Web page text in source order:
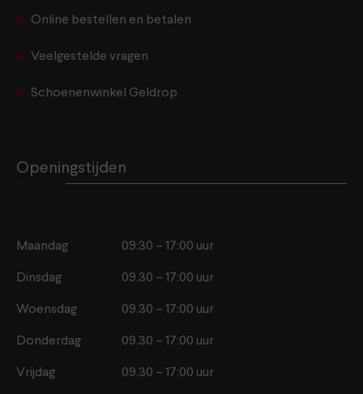
Online bestellen en betalen
Veelgestelde vragen
Schoenenwinkel Geldrop
Openingstijden
Maandag 09:30 – 17:00 uur
Dinsdag 09.30 – 17:00 uur
Woensdag 09.30 – 17:00 uur
Donderdag 09.30 – 17:00 uur
Vrijdag 09.30 – 17:00 uur